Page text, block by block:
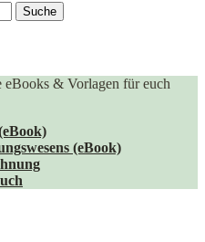
& Vorlagen für euch
(eBook)